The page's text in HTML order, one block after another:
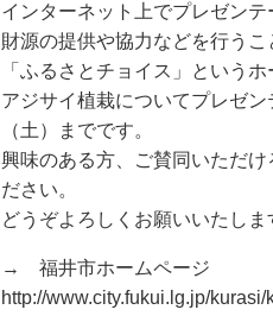
インターネット上でプレゼン
財源の提供や協力などを行うこ
「ふるさとチョイス」という
アジサイ植栽についてプレゼ
（土）までです。
興味のある方、ご賛同いただ
ださい。
どうぞよろしくお願いいたしま
→ 福井市ホームページ
http://www.city.fukui.lg.jp/